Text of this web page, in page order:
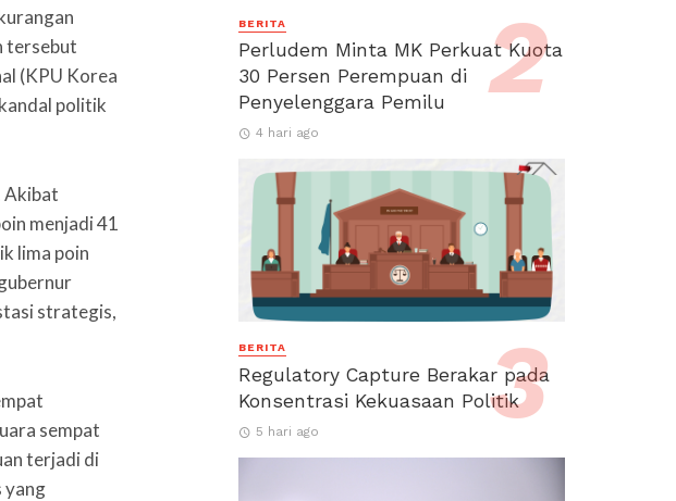
tersebut
(KPU Korea
politik
Akibat
menjadi 41
lima poin
strategis,
sempat
terjadi di
yang
BERITA
Perludem Minta MK Perkuat Kuota
30 Persen Perempuan di
Penyelenggara Pemilu
4 hari ago
BERITA
Regulatory Capture Berakar pada
Konsentrasi Kekuasaan Politik
5 hari ago